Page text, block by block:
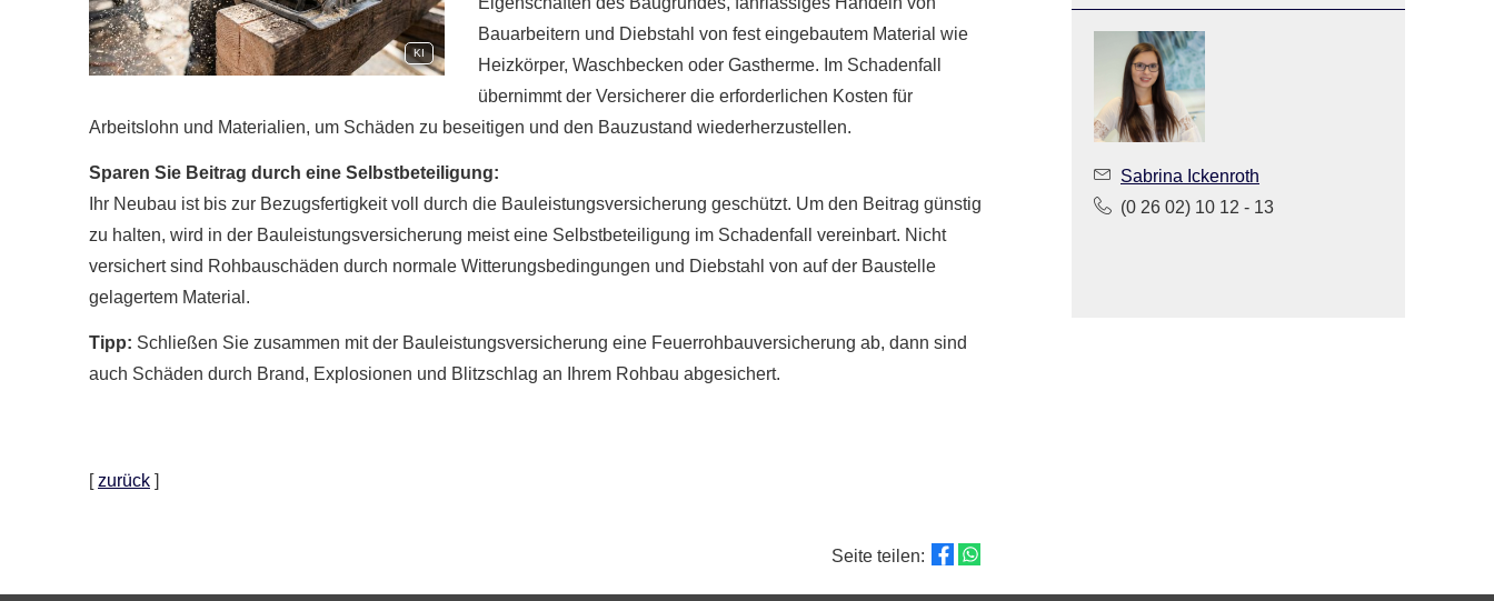
Sabrina Ickenroth
(0 26 02) 10 12 - 13
KI
Bauarbeitern und Diebstahl von fest eingebautem Material wie
Heizkörper, Waschbecken oder Gastherme. Im Schadenfall
übernimmt der Versicherer die erforderlichen Kosten für
Arbeitslohn und Materialien, um Schäden zu beseitigen und den Bauzustand wiederherzustellen.
Sparen Sie Beitrag durch eine Selbstbeteiligung:
Ihr Neubau ist bis zur Bezugsfertigkeit voll durch die Bauleistungsversicherung geschützt. Um den Beitrag günstig
zu halten, wird in der Bauleistungsversicherung meist eine Selbstbeteiligung im Schadenfall vereinbart. Nicht
versichert sind Rohbauschäden durch normale Witterungsbedingungen und Diebstahl von auf der Baustelle
gelagertem Material.
Tipp: Schließen Sie zusammen mit der Bauleistungsversicherung eine Feuerrohbauversicherung ab, dann sind
auch Schäden durch Brand, Explosionen und Blitzschlag an Ihrem Rohbau abgesichert.
[zurück ]
Seite teilen: